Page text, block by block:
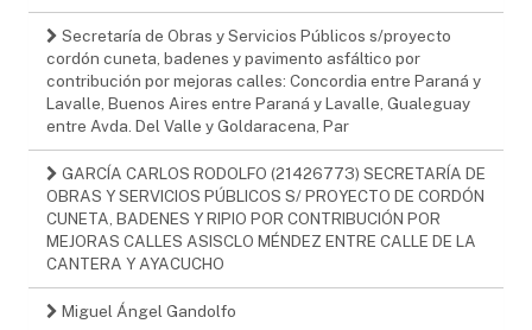
Secretaría de Obras y Servicios Públicos s/proyecto
cordón cuneta, badenes y pavimento asfáltico por
contribución por mejoras calles: Concordia entre Paraná y
Lavalle, Buenos Aires entre Paraná y Lavalle, Gualeguay
entre Avda. Del Valle y Goldaracena, Par
GARCÍA CARLOS RODOLFO (21426773) SECRETARÍA DE
OBRAS Y SERVICIOS PÚBLICOS S/ PROYECTO DE CORDÓN
CUNETA, BADENES Y RIPIO POR CONTRIBUCIÓN POR
MEJORAS CALLES ASISCLO MÉNDEZ ENTRE CALLE DE LA
CANTERA Y AYACUCHO
Miguel Ángel Gandolfo